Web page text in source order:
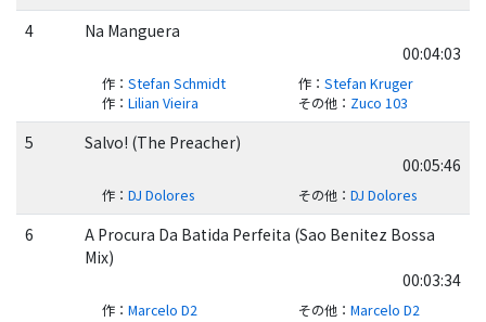
4
Na Manguera
00:04:03
作： Stefan Schmidt 作： Stefan Kruger
作： Lilian Vieira その他： Zuco 103
5
Salvo! (The Preacher)
00:05:46
作： DJ Dolores その他： DJ Dolores
6
A Procura Da Batida Perfeita (Sao Benitez Bossa
Mix)
00:03:34
作： Marcelo D2 その他： Marcelo D2